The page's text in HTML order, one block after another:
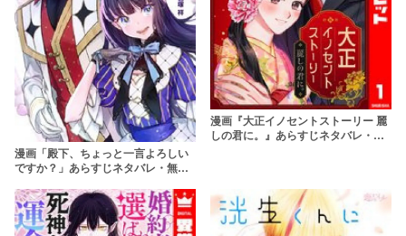
漫画「殿下、ちょっと一言よろしい
ですか？」あらすじネタバレ・無料
よう
漫画『大正イノセントストーリー 麗
しの君に。』あらすじネタバレ・無